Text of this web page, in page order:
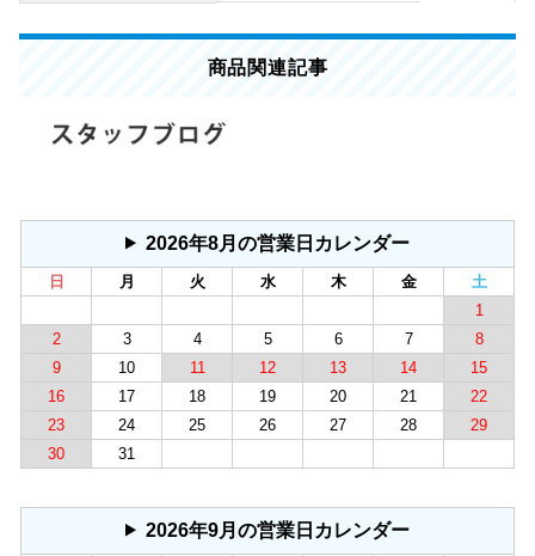
商品関連記事
2026年8月の営業日カレンダー
日 月 火 水 木 金
土
1
2
3 4 5 6 7
8
9
10 11 12 13 14
15
16
17 18 19 20 21
22
23
24 25 26 27 28
29
30
31
2026年9月の営業日カレンダー